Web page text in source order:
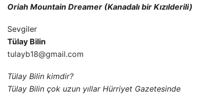
Oriah Mountain Dreamer (Kanadalı bir Kızılderili)
Sevgiler
Tülay Bilin
tulayb18@gmail.com
Tülay Bilin kimdir?
Tülay Bilin çok uzun yıllar Hürriyet Gazetesinde